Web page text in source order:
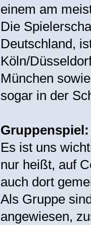
einem am
Die
Deutschland,
Köln/
München
sogar in der
Gruppenspiel:
Es ist uns
nur heißt, auf
auch dort
Als Gruppe
angewiesen,